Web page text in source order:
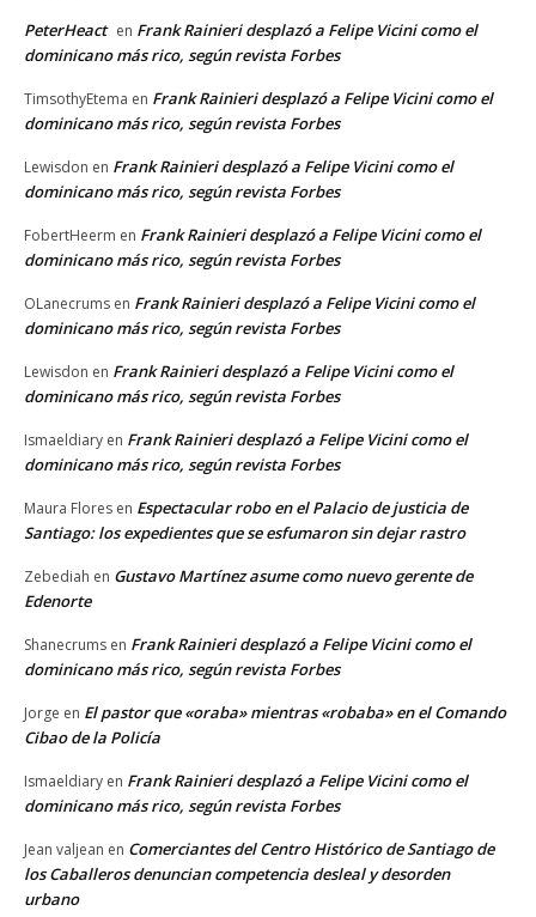
PeterHeact en Frank Rainieri desplazó a Felipe Vicini como el
dominicano más rico, según revista Forbes
TimsothyEtema en Frank Rainieri desplazó a Felipe Vicini como el
dominicano más rico, según revista Forbes
Lewisdon en Frank Rainieri desplazó a Felipe Vicini como el
dominicano más rico, según revista Forbes
FobertHeerm en Frank Rainieri desplazó a Felipe Vicini como el
dominicano más rico, según revista Forbes
OLanecrums en Frank Rainieri desplazó a Felipe Vicini como el
dominicano más rico, según revista Forbes
Lewisdon en Frank Rainieri desplazó a Felipe Vicini como el
dominicano más rico, según revista Forbes
Ismaeldiary en Frank Rainieri desplazó a Felipe Vicini como el
dominicano más rico, según revista Forbes
Maura Flores en Espectacular robo en el Palacio de justicia de
Santiago: los expedientes que se esfumaron sin dejar rastro
Zebediah en Gustavo Martínez asume como nuevo gerente de
Edenorte
Shanecrums en Frank Rainieri desplazó a Felipe Vicini como el
dominicano más rico, según revista Forbes
Jorge en El pastor que «oraba» mientras «robaba» en el Comando
Cibao de la Policía
Ismaeldiary en Frank Rainieri desplazó a Felipe Vicini como el
dominicano más rico, según revista Forbes
Jean valjean en Comerciantes del Centro Histórico de Santiago de
los Caballeros denuncian competencia desleal y desorden
urbano